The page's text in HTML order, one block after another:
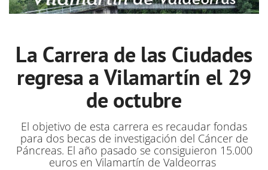
La Carrera de las Ciudades
regresa a Vilamartín el 29
de octubre
El objetivo de esta carrera es recaudar fondas
para dos becas de investigación del Cáncer de
Páncreas. El año pasado se consiguieron 15.000
euros en Vilamartín de Valdeorras